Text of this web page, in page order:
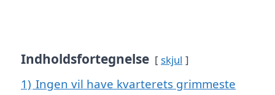
Indholdsfortegnelse skjul
1) Ingen vil have kvarterets grimmeste